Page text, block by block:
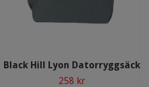
Black Hill Lyon Datorryggsäck
258 kr